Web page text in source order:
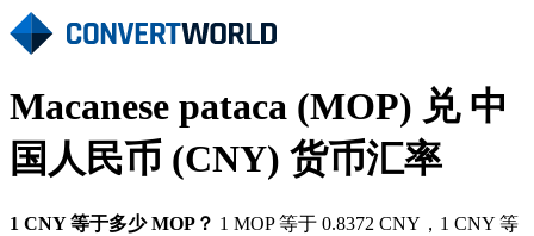
Macanese pataca (MOP) 兑 中
国人民币 (CNY) 货币汇率
1 CNY 等于多少 MOP？ 1 MOP 等于 0.8372 CNY，1 CNY 等